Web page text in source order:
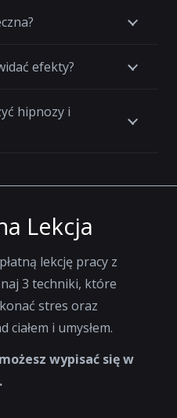
efekty?
hipnozy i
Lekcja
lekcję pracy z
3 techniki, które
stres oraz
ciałem i umysłem.
wypisać się w